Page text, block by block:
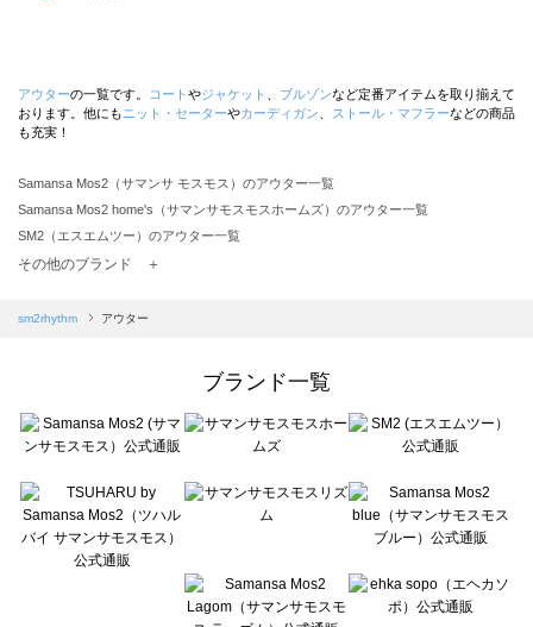
アウターの一覧です。 コート やジャケット ブルゾンなど定番アイテムを取り揃えて
おります。他にも ニット・セーターやカーディガン ストール・マフラーなどの商品
も充実！
Samansa Mos2（サマンサ モスモス）のアウター一覧
Samansa Mos2 home's（サマンサモスモスホームズ）のアウター一覧
SM2（エスエムツー）のアウター一覧
TSUHARU by Samansa Mos2（ツハルバイサマンサモスモス）のアウター一覧
Samansa Mos2 blue（サマンサモスモス ブルー）のアウター一覧
sō4ū（ソウフォーユー）のアウター一覧
Te chichi（テチチ）のアウター一覧
Te chichi CLASSIC（テチチ クラシック）のアウター一覧
Lugnoncure（ルノンキュール）のアウター一覧
BETTY'S BLUE（べティーズブルー）のアウター一覧
Wpc.（ワールドパーティー）のアウター一覧
その他のブランド ＋
sm2rhythm アウター
ブランド一覧